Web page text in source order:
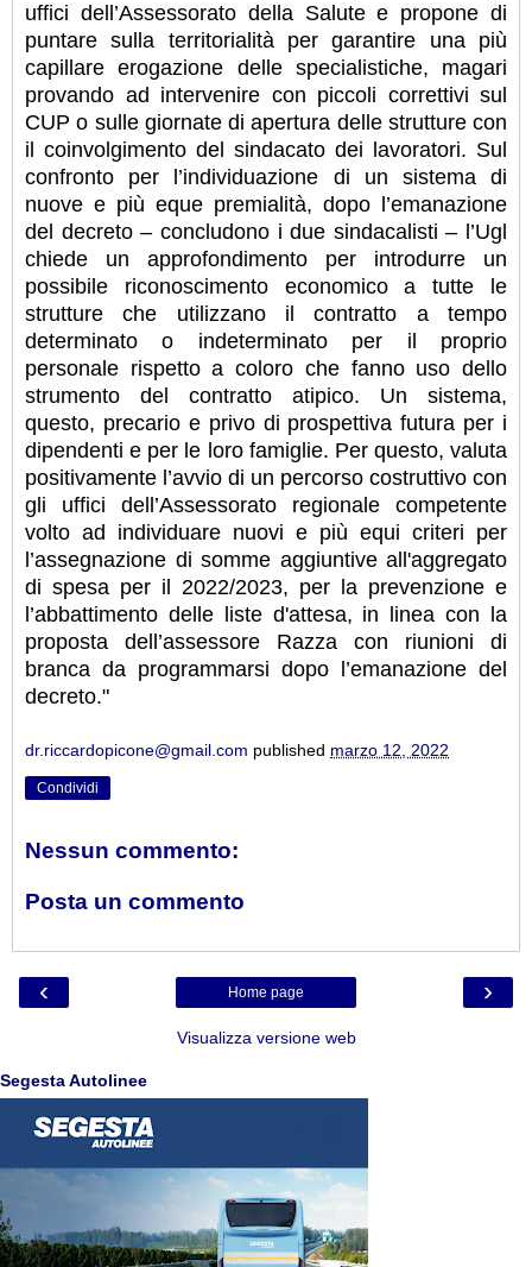
uffici dell’Assessorato della Salute e propone di
puntare sulla territorialità per garantire una più
capillare erogazione delle specialistiche, magari
provando ad intervenire con piccoli correttivi sul
CUP o sulle giornate di apertura delle strutture con
il coinvolgimento del sindacato dei lavoratori. Sul
confronto per l’individuazione di un sistema di
nuove e più eque premialità, dopo l’emanazione
del decreto – concludono i due sindacalisti – l’Ugl
chiede un approfondimento per introdurre un
possibile riconoscimento economico a tutte le
strutture che utilizzano il contratto a tempo
determinato o indeterminato per il proprio
personale rispetto a coloro che fanno uso dello
strumento del contratto atipico. Un sistema,
questo, precario e privo di prospettiva futura per i
dipendenti e per le loro famiglie. Per questo, valuta
positivamente l’avvio di un percorso costruttivo con
gli uffici dell’Assessorato regionale competente
volto ad individuare nuovi e più equi criteri per
l’assegnazione di somme aggiuntive all'aggregato
di spesa per il 2022/2023, per la prevenzione e
l’abbattimento delle liste d'attesa, in linea con la
proposta dell’assessore Razza con riunioni di
branca da programmarsi dopo l’emanazione del
decreto."
dr.riccardopicone@gmail.com published marzo 12, 2022
Condividi
Nessun commento:
Posta un commento
‹ ›
Home page
Visualizza versione web
Segesta Autolinee